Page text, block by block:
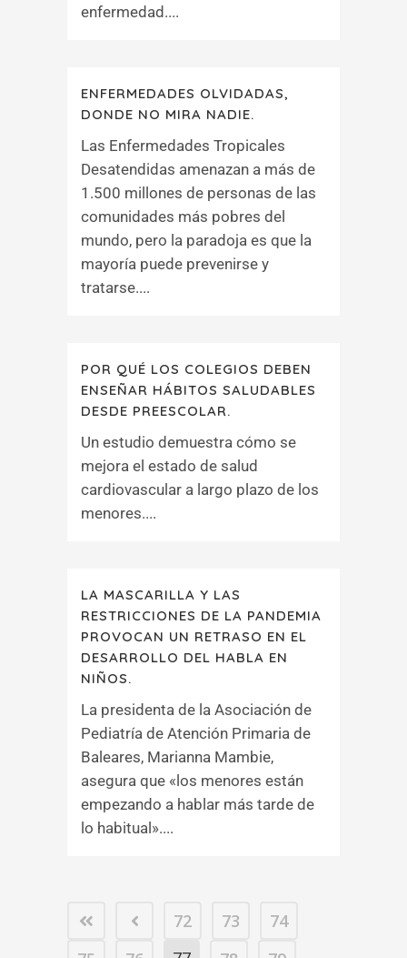
enfermedad....
ENFERMEDADES OLVIDADAS,
DONDE NO MIRA NADIE.
Las Enfermedades Tropicales
Desatendidas amenazan a más de
1.500 millones de personas de las
comunidades más pobres del
mundo, pero la paradoja es que la
mayoría puede prevenirse y
tratarse....
POR QUÉ LOS COLEGIOS DEBEN
ENSEÑAR HÁBITOS SALUDABLES
DESDE PREESCOLAR.
Un estudio demuestra cómo se
mejora el estado de salud
cardiovascular a largo plazo de los
menores....
LA MASCARILLA Y LAS
RESTRICCIONES DE LA PANDEMIA
PROVOCAN UN RETRASO EN EL
DESARROLLO DEL HABLA EN
NIÑOS.
La presidenta de la Asociación de
Pediatría de Atención Primaria de
Baleares, Marianna Mambie,
asegura que «los menores están
empezando a hablar más tarde de
lo habitual»....
72 73
74